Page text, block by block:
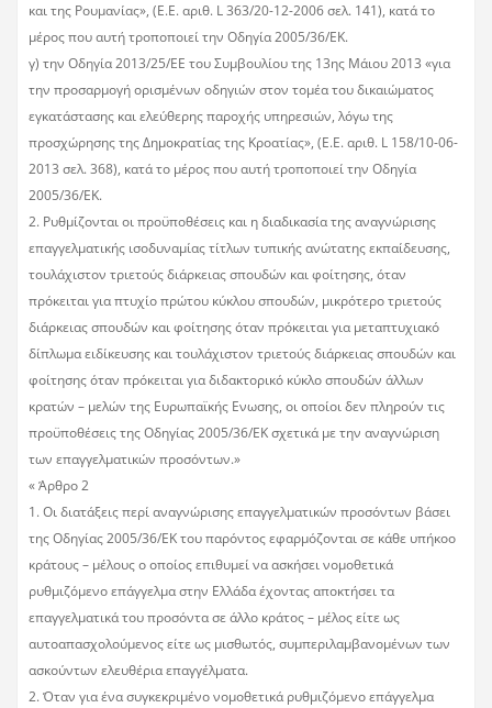
και της Ρουμανίας», (Ε.Ε. αριθ. L 363/20-12-2006 σελ. 141), κατά το
μέρος που αυτή τροποποιεί την Οδηγία 2005/36/ΕΚ.
γ) την Οδηγία 2013/25/ΕΕ του Συμβουλίου της 13ης Μάιου 2013 «για
την προσαρμογή ορισμένων οδηγιών στον τομέα του δικαιώματος
εγκατάστασης και ελεύθερης παροχής υπηρεσιών, λόγω της
προσχώρησης της Δημοκρατίας της Κροατίας», (Ε.Ε. αριθ. L 158/10-06-
2013 σελ. 368), κατά το μέρος που αυτή τροποποιεί την Οδηγία
2005/36/ΕΚ.
2. Ρυθμίζονται οι προϋποθέσεις και η διαδικασία της αναγνώρισης
επαγγελματικής ισοδυναμίας τίτλων τυπικής ανώτατης εκπαίδευσης,
τουλάχιστον τριετούς διάρκειας σπουδών και φοίτησης, όταν
πρόκειται για πτυχίο πρώτου κύκλου σπουδών, μικρότερο τριετούς
διάρκειας σπουδών και φοίτησης όταν πρόκειται για μεταπτυχιακό
δίπλωμα ειδίκευσης και τουλάχιστον τριετούς διάρκειας σπουδών και
φοίτησης όταν πρόκειται για διδακτορικό κύκλο σπουδών άλλων
κρατών – μελών της Ευρωπαϊκής Ενωσης, οι οποίοι δεν πληρούν τις
προϋποθέσεις της Οδηγίας 2005/36/ΕΚ σχετικά με την αναγνώριση
των επαγγελματικών προσόντων.»
« Άρθρο 2
1. Οι διατάξεις περί αναγνώρισης επαγγελματικών προσόντων βάσει
της Οδηγίας 2005/36/ΕΚ του παρόντος εφαρμόζονται σε κάθε υπήκοο
κράτους – μέλους ο οποίος επιθυμεί να ασκήσει νομοθετικά
ρυθμιζόμενο επάγγελμα στην Ελλάδα έχοντας αποκτήσει τα
επαγγελματικά του προσόντα σε άλλο κράτος – μέλος είτε ως
αυτοαπασχολούμενος είτε ως μισθωτός, συμπεριλαμβανομένων των
ασκούντων ελευθέρια επαγγέλματα.
2. Όταν για ένα συγκεκριμένο νομοθετικά ρυθμιζόμενο επάγγελμα